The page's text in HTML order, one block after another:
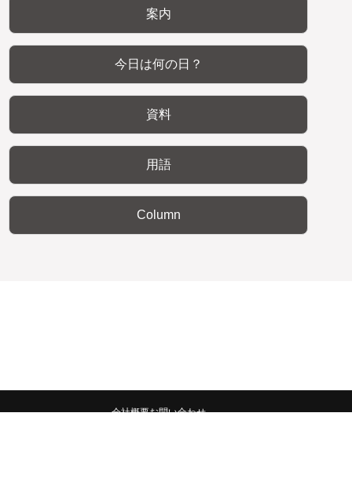
案内
今日は何の日？
資料
用語
Column
会社概要お問い合わせ